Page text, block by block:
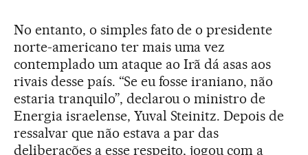
No entanto, o simples fato de o presidente
norte-americano ter mais uma vez
contemplado um ataque ao Irã dá asas aos
rivais desse país. “Se eu fosse iraniano, não
estaria tranquilo”, declarou o ministro de
Energia israelense, Yuval Steinitz. Depois de
ressalvar que não estava a par das
deliberações a esse respeito, jogou com a